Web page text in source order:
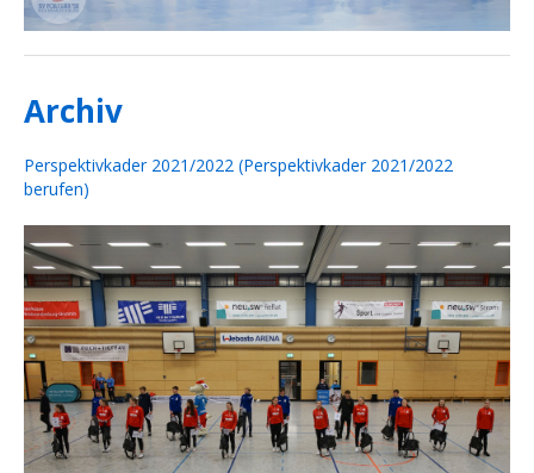
Archiv
Perspektivkader 2021/2022 (Perspektivkader 2021/2022
berufen)